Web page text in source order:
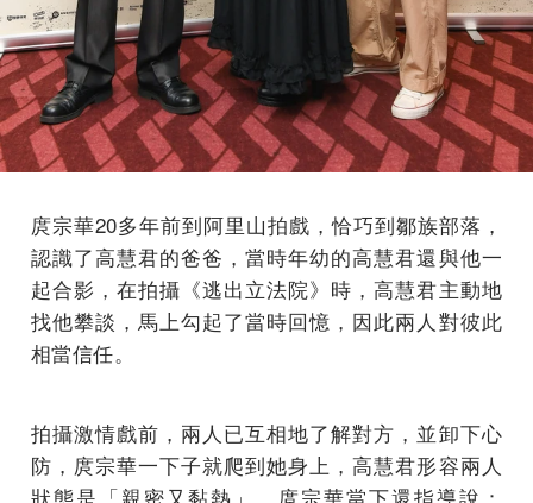
庹宗華20多年前到阿里山拍戲，恰巧到鄒族部落，
認識了高慧君的爸爸，當時年幼的高慧君還與他一
起合影，在拍攝《逃出立法院》時，高慧君主動地
找他攀談，馬上勾起了當時回憶，因此兩人對彼此
相當信任。
拍攝激情戲前，兩人已互相地了解對方，並卸下心
防，庹宗華一下子就爬到她身上，高慧君形容兩人
狀態是「親密又黏熱」，庹宗華當下還指導說：